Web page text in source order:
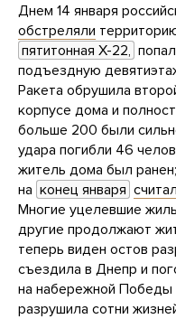
Днем 14 января
обстреляли
пятитонная Х-22,
подъездную
Ракета обрушила
корпусе дома и
больше 200 были
удара погибли 46
житель дома был
на конец января
Многие уцелевшие
другие продолжают
теперь виден остов
съездила в Днепр и
на набережной Победы
разрушила сотни